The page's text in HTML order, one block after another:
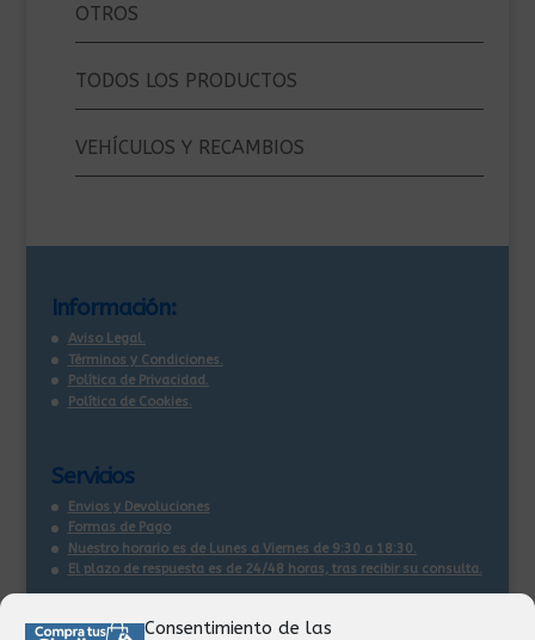
Consentimiento de las
OTROS
TODOS LOS PRODUCTOS
VEHÍCULOS Y RECAMBIOS
Información:
Aviso Legal.
Términos y Condiciones.
Política de Privacidad.
Política de Cookies.
Servicios
Envios y Devoluciones
Formas de Pago
Nuestro horario es de Lunes a Viernes de 9:30 a 18:30.
El plazo de respuesta es de 24/48 horas, tras recibir su consulta.